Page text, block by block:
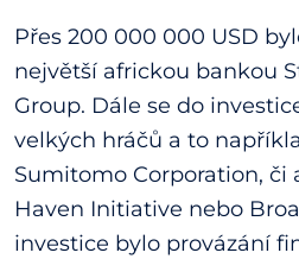
Přes 200 000 000 USD
největší africkou bankou
Group. Dále se do
velkých hráčů a to
Sumitomo Corporation, či
Haven Initiative nebo
investice bylo provázání